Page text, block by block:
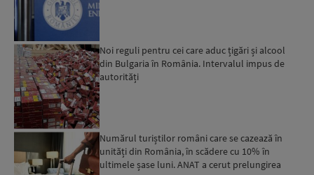
Noi reguli pentru cei care aduc țigări și alcool
din Bulgaria în România. Intervalul impus de
autorități
Numărul turiștilor români care se cazează în
unități din România, în scădere cu 10% în
ultimele șase luni. ANAT a cerut prelungirea